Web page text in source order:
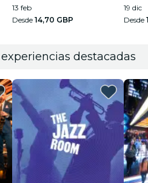
13 feb
Desde 14,70 GBP
19 dic
Desde
destacadas